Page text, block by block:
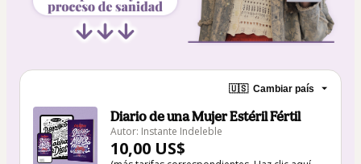
🇺🇸 Cambiar país
Diario de una Mujer Estéril Fértil
Autor: Instante Indeleble
10,00 US$